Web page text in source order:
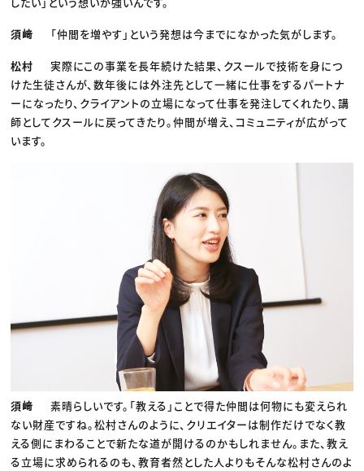
須﨑 「仲間を増やす」という発想は今までになかった気がします。
松村
実際にこの事業を長年続けた結果、クスールで技術を身につ
けた生徒さんが、数年後には外注先として一緒に仕事をするパートナ
ーになったり、クライアントの立場になって仕事を発注してくれたり、講
師としてクスールに戻ってきたり。仲間が増え、コミュニティが広がって
います。
須﨑
素晴らしいです。「教える」ことで得た仲間は何物にも変えられ
ない財産ですね。松村さんのように、クリエイターは制作だけでなく教
える側にまわることで新たな道が開けるのかもしれません。また、教え
る立場に求められるのも、教育者然とした人よりもそんな松村さんのよ